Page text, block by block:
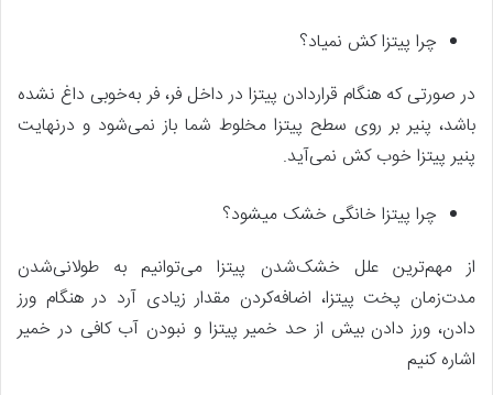
چرا پیتزا کش نمیاد؟
در صورتی که هنگام قراردادن پیتزا در داخل فر، فر به‌خوبی داغ نشده
باشد، پنیر بر روی سطح پیتزا مخلوط شما باز نمی‌شود و درنهایت
پنیر پیتزا ‌خوب کش نمی‌آید.
چرا پیتزا خانگی خشک میشود؟
از مهم‌ترین علل خشک‌شدن پیتزا می‌توانیم به طولانی‌شدن
مدت‌زمان پخت پیتزا، اضافه‌کردن مقدار زیادی آرد در هنگام ورز
دادن، ورز دادن بیش از حد خمیر پیتزا و نبودن آب کافی در خمیر
اشاره کنیم